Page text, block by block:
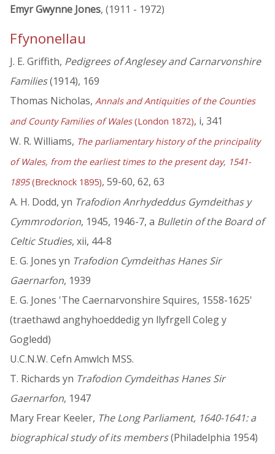
Emyr Gwynne Jones, (1911 - 1972)
Ffynonellau
J. E. Griffith, Pedigrees of Anglesey and Carnarvonshire
Families(1914), 169
Thomas Nicholas, Annals and Antiquities of the Counties
and County Families of Wales(London 1872), i, 341
W. R. Williams, The parliamentary history of the principality
of Wales, from the earliest times to the present day, 1541-
1895(Brecknock 1895), 59-60, 62, 63
A. H. Dodd, yn Trafodion Anrhydeddus Gymdeithas y
Cymmrodorion, 1945, 1946-7, a Bulletin of the Board of
Celtic Studies, xii, 44-8
E. G. Jones yn Trafodion Cymdeithas Hanes Sir
Gaernarfon, 1939
E. G. Jones 'The Caernarvonshire Squires, 1558-1625'
(traethawd anghyhoeddedig yn llyfrgell Coleg y
Gogledd)
U.C.N.W. Cefn Amwlch MSS.
T. Richards yn Trafodion Cymdeithas Hanes Sir
Gaernarfon, 1947
Mary Frear Keeler, The Long Parliament, 1640-1641: a
biographical study of its members(Philadelphia 1954)